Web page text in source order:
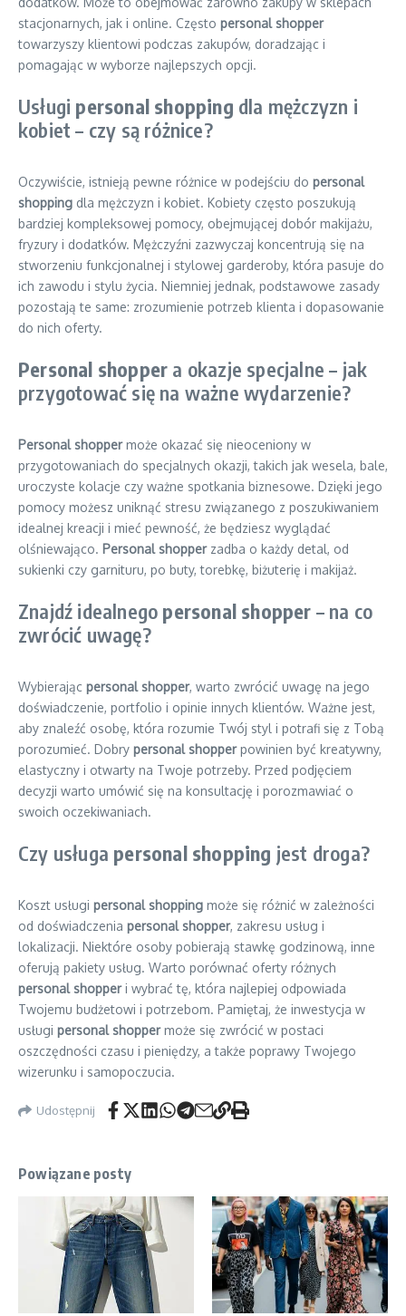
stacjonarnych, jak i online. Często personal shopper
towarzyszy klientowi podczas zakupów, doradzając i
pomagając w wyborze najlepszych opcji.
Usługi personal shopping dla mężczyzn i
kobiet – czy są różnice?
Oczywiście, istnieją pewne różnice w podejściu do personal
shopping dla mężczyzn i kobiet. Kobiety często poszukują
bardziej kompleksowej pomocy, obejmującej dobór makijażu,
fryzury i dodatków. Mężczyźni zazwyczaj koncentrują się na
stworzeniu funkcjonalnej i stylowej garderoby, która pasuje do
ich zawodu i stylu życia. Niemniej jednak, podstawowe zasady
pozostają te same: zrozumienie potrzeb klienta i dopasowanie
do nich oferty.
Personal shopper a okazje specjalne – jak
przygotować się na ważne wydarzenie?
Personal shoppermoże okazać się nieoceniony w
przygotowaniach do specjalnych okazji, takich jak wesela, bale,
uroczyste kolacje czy ważne spotkania biznesowe. Dzięki jego
pomocy możesz uniknąć stresu związanego z poszukiwaniem
idealnej kreacji i mieć pewność, że będziesz wyglądać
olśniewająco. Personal shopperzadba o każdy detal, od
sukienki czy garnituru, po buty, torebkę, biżuterię i makijaż.
Znajdź idealnego personal shopper – na co
zwrócić uwagę?
Wybierając personal shopper, warto zwrócić uwagę na jego
doświadczenie, portfolio i opinie innych klientów. Ważne jest,
aby znaleźć osobę, która rozumie Twój styl i potrafi się z Tobą
porozumieć. Dobry personal shopperpowinien być kreatywny,
elastyczny i otwarty na Twoje potrzeby. Przed podjęciem
decyzji warto umówić się na konsultację i porozmawiać o
swoich oczekiwaniach.
Czy usługa personal shopping jest droga?
Koszt usługi personal shopping może się różnić w zależności
od doświadczenia personal shopper, zakresu usług i
lokalizacji. Niektóre osoby pobierają stawkę godzinową, inne
oferują pakiety usług. Warto porównać oferty różnych
personal shopperi wybrać tę, która najlepiej odpowiada
Twojemu budżetowi i potrzebom. Pamiętaj, że inwestycja w
usługi personal shoppermoże się zwrócić w postaci
oszczędności czasu i pieniędzy, a także poprawy Twojego
wizerunku i samopoczucia.
Udostępnij
Powiązane posty